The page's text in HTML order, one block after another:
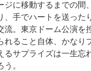
ジに移動するまでの間
、手でハートを送った
流。東京ドーム公演を
れること自体、かなり
るサプライズは一生忘
。